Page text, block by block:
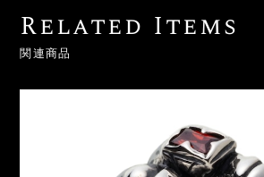
Related Items
関連商品